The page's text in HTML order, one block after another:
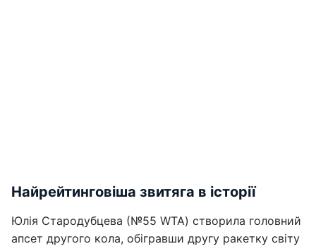
Найрейтинговіша звитяга в історії
Юлія Стародубцева (№55 WTA) створила головний
апсет другого кола, обігравши другу ракетку світу